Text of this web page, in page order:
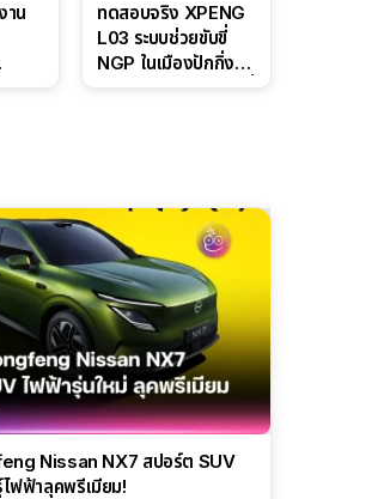
าน
น
ทดสอบจริง XPENG
L03 ระบบช่วยขับขี่
NGP ในเมืองปักกิ่ง
Nissan NX7 สปอร์ต SUV
ฟฟ้าลุคพรีเมียม!